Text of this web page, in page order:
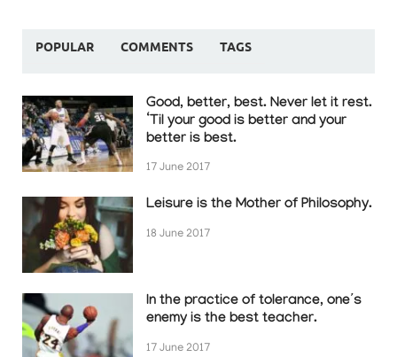
POPULAR COMMENTS TAGS
Good, better, best. Never let it rest.
‘Til your good is better and your
better is best.
17 June 2017
Leisure is the Mother of Philosophy.
18 June 2017
In the practice of tolerance, one’s
enemy is the best teacher.
17 June 2017